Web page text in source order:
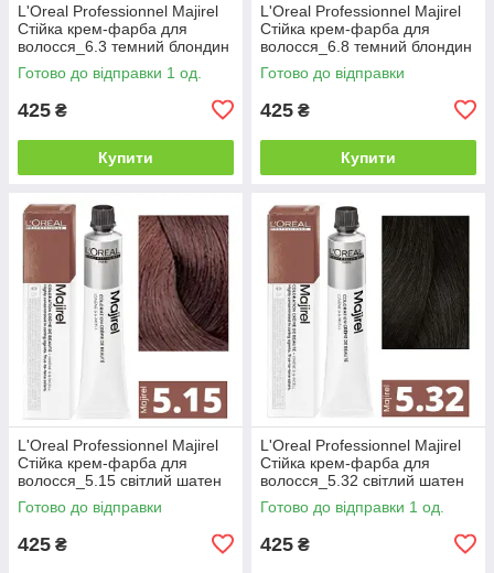
L'Oreal Professionnel Majirel
Стійка крем-фарба для
волосся_6.3 темний блондин
золотистий 50мл
Готово до відправки 1 од.
425 ₴
Купити
L'Oreal Professionnel Majirel
Стійка крем-фарба для
волосся_6.8 темний блондин
мокка 50мл
Готово до відправки
425 ₴
Купити
L'Oreal Professionnel Majirel
Стійка крем-фарба для
волосся_5.15 світлий шатен
попелястий махагоновий
50мл
Готово до відправки
425 ₴
L'Oreal Professionnel Majirel
Стійка крем-фарба для
волосся_5.32 світлий шатен
золотистий перламутровий
50мл
Готово до відправки 1 од.
425 ₴